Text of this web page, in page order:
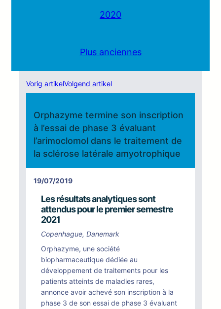
2020
Plus anciennes
Vorig artikelVolgend artikel
Orphazyme termine son inscription
à l’essai de phase 3 évaluant
l’arimoclomol dans le traitement de
la sclérose latérale amyotrophique
19/07/2019
Les résultats analytiques sont
attendus pour le premier semestre
2021
Copenhague, Danemark
Orphazyme, une société
biopharmaceutique dédiée au
développement de traitements pour les
patients atteints de maladies rares,
annonce avoir achevé son inscription à la
phase 3 de son essai de phase 3 évaluant